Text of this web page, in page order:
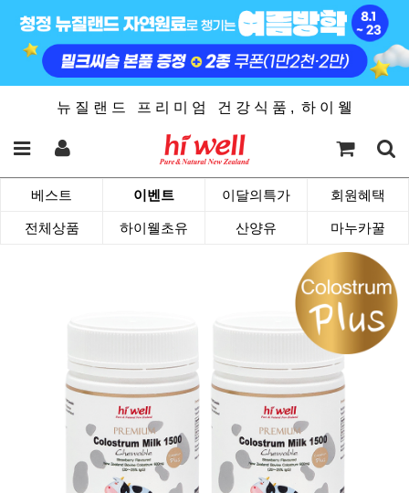
뉴 질 랜 드 프 리 미 엄 건 강 식 품 , 하 이 웰
베스트 이벤트 이달의특가 회원혜택
전체상품 하이웰초유 산양유 마누카꿀